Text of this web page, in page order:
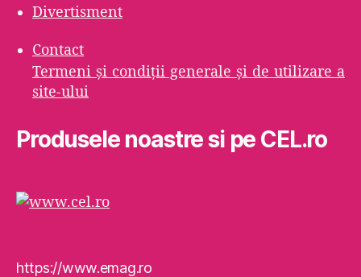
Divertisment
Contact
Termeni şi condiţii generale şi de utilizare a
site-ului
Produsele noastre si pe CEL.ro
https://www.emag.ro